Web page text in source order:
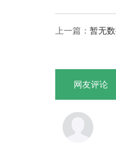
上一篇： 暂无
网友评论